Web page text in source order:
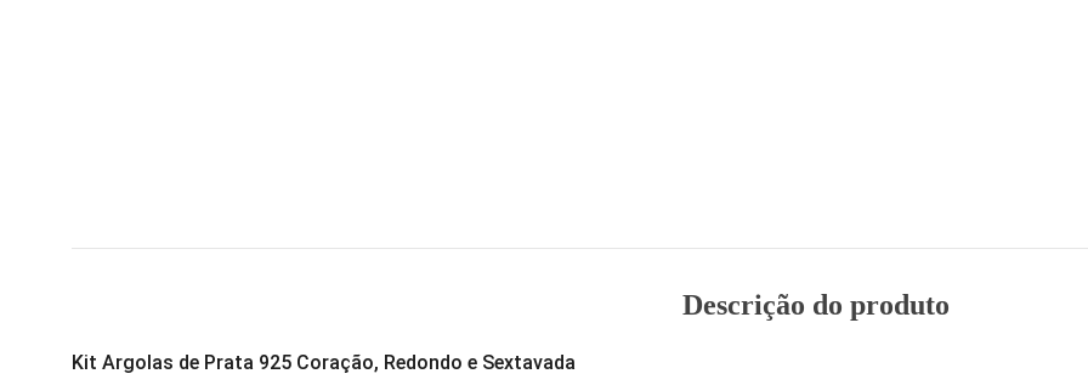
Descrição do produto
Kit Argolas de Prata 925 Coração, Redondo e Sextavada